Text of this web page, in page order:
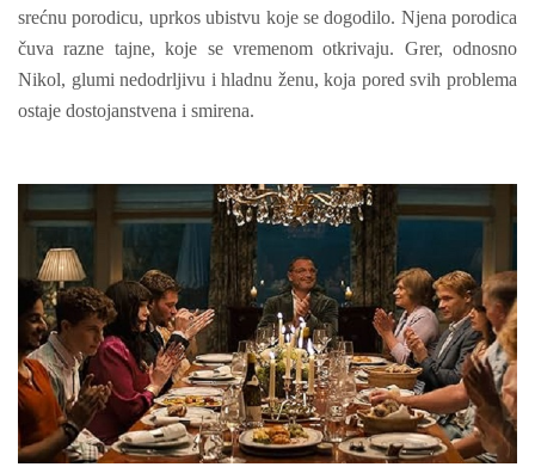
srećnu porodicu, uprkos ubistvu koje se dogodilo. Njena porodica
čuva razne tajne, koje se vremenom otkrivaju. Grer, odnosno
Nikol, glumi nedodrljivu i hladnu ženu, koja pored svih problema
ostaje dostojanstvena i smirena.